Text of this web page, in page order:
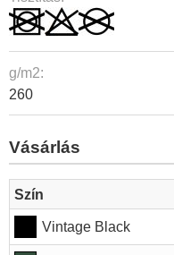
g/m2:
260
Vásárlás
Szín
Vintage Black